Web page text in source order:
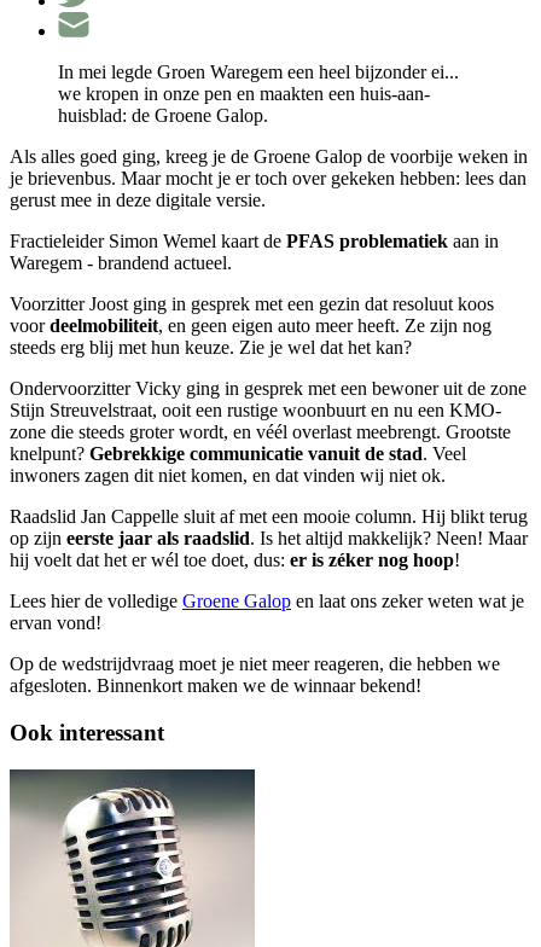
In mei legde Groen Waregem een heel bijzonder ei...
we kropen in onze pen en maakten een huis-aan-
huisblad: de Groene Galop.
Als alles goed ging, kreeg je de Groene Galop de voorbije weken in
je brievenbus. Maar mocht je er toch over gekeken hebben: lees dan
gerust mee in deze digitale versie.
Fractieleider Simon Wemel kaart de PFAS problematiek aan in
Waregem - brandend actueel.
Voorzitter Joost ging in gesprek met een gezin dat resoluut koos
voordeelmobiliteit, en geen eigen auto meer heeft. Ze zijn nog
steeds erg blij met hun keuze. Zie je wel dat het kan?
Ondervoorzitter Vicky ging in gesprek met een bewoner uit de zone
Stijn Streuvelstraat, ooit een rustige woonbuurt en nu een KMO-
zone die steeds groter wordt, en véél overlast meebrengt. Grootste
knelpunt? Gebrekkige communicatie vanuit de stad. Veel
inwoners zagen dit niet komen, en dat vinden wij niet ok.
Raadslid Jan Cappelle sluit af met een mooie column. Hij blikt terug
op zijn eerste jaar als raadslid. Is het altijd makkelijk? Neen! Maar
hij voelt dat het er wél toe doet, dus: er is zéker nog hoop!
Lees hier de volledige Groene Galop en laat ons zeker weten wat je
ervan vond!
Op de wedstrijdvraag moet je niet meer reageren, die hebben we
afgesloten. Binnenkort maken we de winnaar bekend!
Ook interessant